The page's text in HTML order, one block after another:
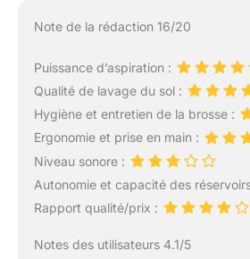
Note de la rédaction 16/20
Puissance d’aspiration :
Qualité de lavage du sol :
Hygiène et entretien de la brosse :
Ergonomie et prise en main :
Niveau sonore :
Autonomie et capacité des
Rapport qualité/prix :
Notes des utilisateurs 4.1/5